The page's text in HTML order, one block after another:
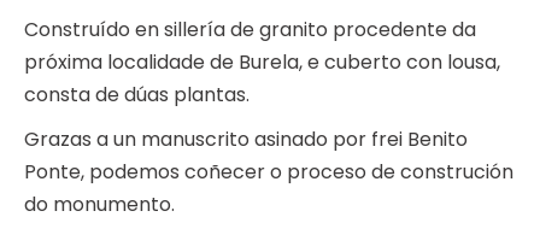
Construído en sillería de granito procedente da
próxima localidade de Burela, e cuberto con lousa,
consta de dúas plantas.
Grazas a un manuscrito asinado por frei Benito
Ponte, podemos coñecer o proceso de construción
do monumento.